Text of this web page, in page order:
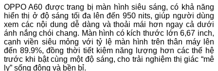
OPPO A60 được trang bị màn hình siêu sáng, có khả năng
hiển thị ở độ sáng tối đa lên đến 950 nits, giúp người dùng
xem các nội dung dễ dàng và thoải mái hơn ngay cả dưới
ánh nắng chói chang. Màn hình có kích thước lớn 6,67 inch,
cạnh viền siêu mỏng với tỷ lệ màn hình trên thân máy lên
đến 89.9%, đồng thời tiết kiệm năng lượng hơn các thế hệ
trước khi bật cùng một độ sáng, cho trải nghiệm thị giác “mê
ly” sống động và bền bỉ.